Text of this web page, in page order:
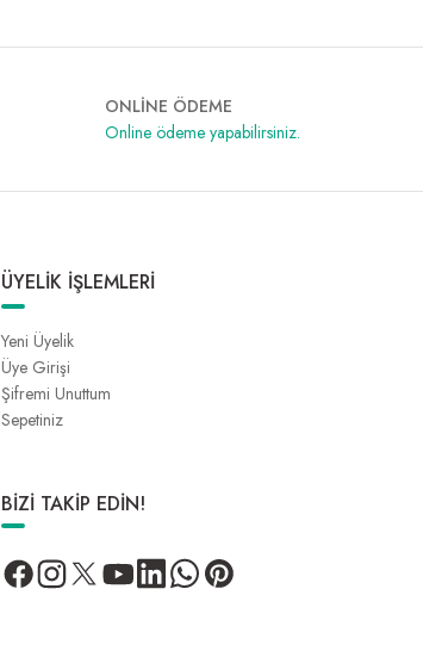
ONLİNE ÖDEME
Online ödeme yapabilirsiniz.
ÜYELİK İŞLEMLERİ
Yeni Üyelik
Üye Girişi
Şifremi Unuttum
Sepetiniz
BİZİ TAKİP EDİN!